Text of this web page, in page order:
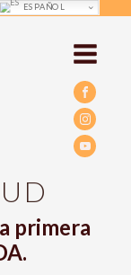
primera
ESPAÑOL